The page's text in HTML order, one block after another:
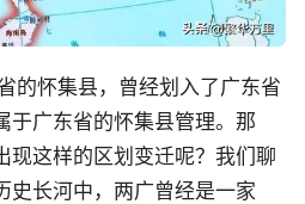
的怀集县，曾经划入了广东省
于广东省的怀集县管理。那
现这样的区划变迁呢？我们聊
史长河中，两广曾经是一家